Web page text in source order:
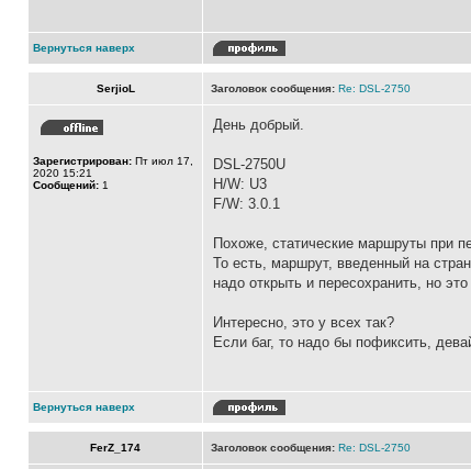
Вернуться наверх
SerjioL Заголовок сообщения: Re: DSL-2750
Зарегистрирован: Пт июл 17,
2020 15:21
Сообщений: 1
День добрый.
DSL-2750U
H/W: U3
F/W: 3.0.1
Похоже, статические маршруты при
То есть, маршрут, введенный на
надо открыть и пересохранить, но
Интересно, это у всех так?
Если баг, то надо бы пофиксить,
Вернуться наверх
FerZ_174 Заголовок сообщения: Re: DSL-2750